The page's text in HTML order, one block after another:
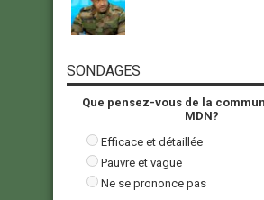
SONDAGES
Que pensez-vous de la
MDN?
Efficace et détaillée
Pauvre et vague
Ne se prononce pas